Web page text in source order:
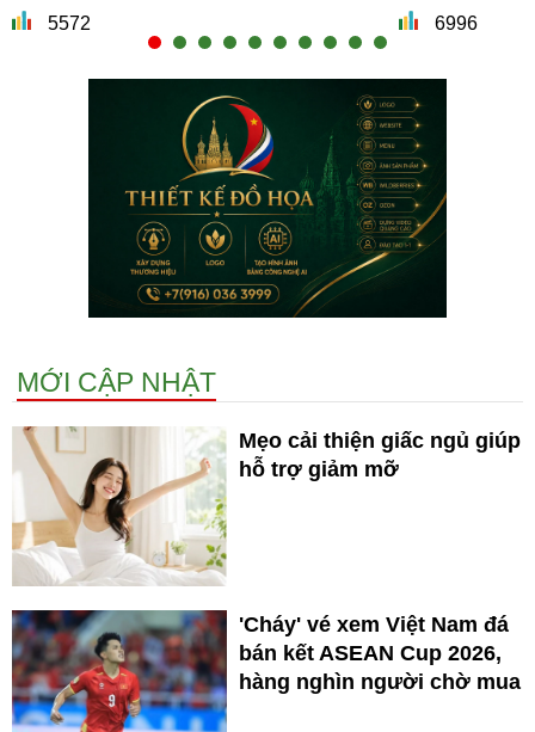
5572 6996
MỚI CẬP NHẬT
Mẹo cải thiện giấc ngủ giúp
hỗ trợ giảm mỡ
'Cháy' vé xem Việt Nam đá
bán kết ASEAN Cup 2026,
hàng nghìn người chờ mua